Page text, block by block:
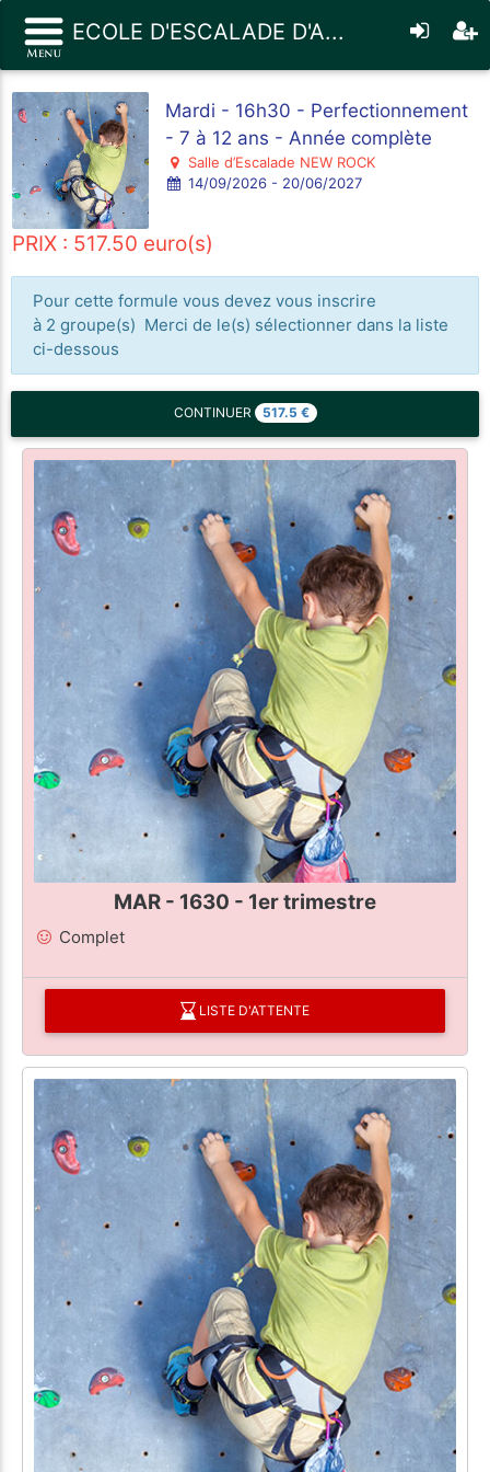
ECOLE D'ESCALADE D'A...
Mardi - 16h30 - Perfectionnement
- 7 à 12 ans - Année complète
Salle d’Escalade NEW ROCK
14/09/2026 - 20/06/2027
PRIX : 517.50 euro(s)
Pour cette formule vous devez vous inscrire
à 2 groupe(s) Merci de le(s) sélectionner dans la liste
ci-dessous
CONTINUER 517.5 €
MAR - 1630 - 1er trimestre
Complet
LISTE D'ATTENTE